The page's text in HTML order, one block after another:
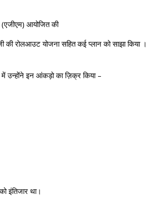
आयोजित की
रोलआउट योजना सहित कई प्लान को साझा किया ।
में उन्होंने इन आंकड़ो का ज़िक्र किया –
इंतिजार था।